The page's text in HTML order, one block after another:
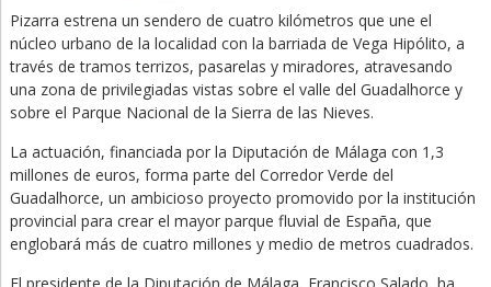
Pizarra estrena un sendero de cuatro kilómetros que une el
núcleo urbano de la localidad con la barriada de Vega Hipólito, a
través de tramos terrizos, pasarelas y miradores, atravesando
una zona de privilegiadas vistas sobre el valle del Guadalhorce y
sobre el Parque Nacional de la Sierra de las Nieves.
La actuación, financiada por la Diputación de Málaga con 1,3
millones de euros, forma parte del Corredor Verde del
Guadalhorce, un ambicioso proyecto promovido por la institución
provincial para crear el mayor parque fluvial de España, que
englobará más de cuatro millones y medio de metros cuadrados.